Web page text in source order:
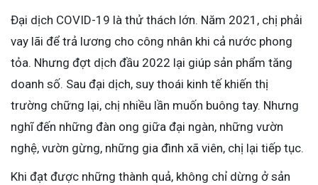
Đại dịch COVID-19 là thử thách lớn. Năm 2021, chị phải
vay lãi để trả lương cho công nhân khi cả nước phong
tỏa. Nhưng đợt dịch đầu 2022 lại giúp sản phẩm tăng
doanh số. Sau đại dịch, suy thoái kinh tế khiến thị
trường chững lại, chị nhiều lần muốn buông tay. Nhưng
nghĩ đến những đàn ong giữa đại ngàn, những vườn
nghệ, vườn gừng, những gia đình xã viên, chị lại tiếp tục.
Khi đạt được những thành quả, không chỉ dừng ở sản